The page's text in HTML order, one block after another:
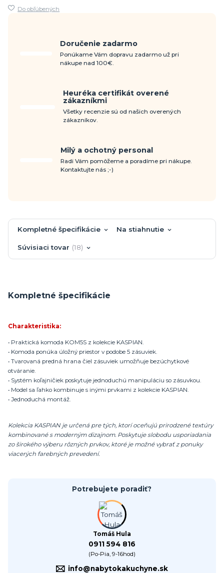
Do obľúbených
Doručenie zadarmo
Ponúkame Vám dopravu zadarmo už pri
nákupe nad 100€.
Heuréka certifikát overené
zákazníkmi
Všetky recenzie sú od našich overených
zákazníkov.
Milý a ochotný personal
Radi Vám pomôžeme a poradíme pri nákupe.
Kontaktujte nás ;-)
Kompletné špecifikácie Na stiahnutie
Súvisiaci tovar 18
Kompletné špecifikácie
Charakteristika:
• Praktická komoda KOM5S z kolekcie KASPIAN.
• Komoda ponúka úložný priestor v podobe 5 zásuviek.
• Tvarovaná predná hrana čiel zásuviek umožňuje bezúchytkové
otváranie.
• Systém koľajničiek poskytuje jednoduchú manipuláciu so zásuvkou.
• Model sa ľahko kombinuje s inými prvkami z kolekcie KASPIAN.
• Jednoduchá montáž.
Kolekcia KASPIAN je určená pre tých, ktorí oceňujú prirodzené textúry
kombinované s moderným dizajnom. Poskytuje slobodu usporiadania
zo širokého výberu rôzných prvkov, ktoré je možné vybrať z ponuky
viacerých farebných prevedení.
Potrebujete poradiť?
Tomáš Hula
0911 594 816
(Po-Pia, 9-16hod)
info@nabytokakuchyne.sk